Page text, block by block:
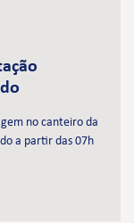
no canteiro da
a partir das 07h